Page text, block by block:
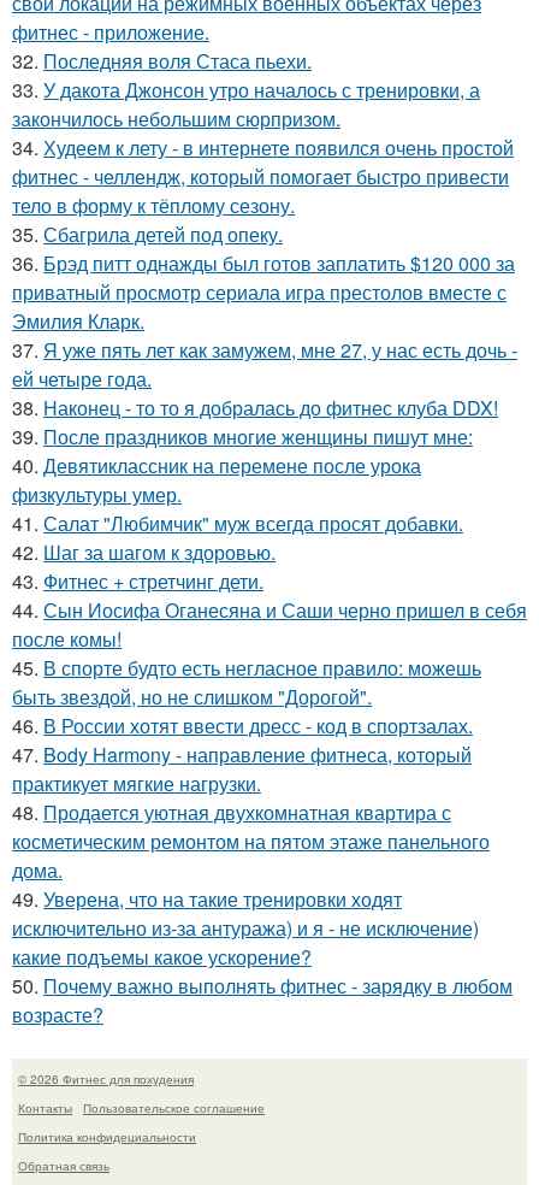
фитнес - приложение.
32. Последняя воля Стаса пьехи.
33. У дакота Джонсон утро началось с тренировки, а
закончилось небольшим сюрпризом.
34. Худеем к лету - в интернете появился очень простой
фитнес - челлендж, который помогает быстро привести
тело в форму к тёплому сезону.
35. Сбагрила детей под опеку.
36. Брэд питт однажды был готов заплатить $120 000 за
приватный просмотр сериала игра престолов вместе с
Эмилия Кларк.
37. Я уже пять лет как замужем, мне 27, у нас есть дочь -
ей четыре года.
38. Наконец - то то я добралась до фитнес клуба DDX!
39. После праздников многие женщины пишут мне:
40. Девятиклассник на перемене после урока
физкультуры умер.
41. Салат "Любимчик" муж всегда просят добавки.
42. Шаг за шагом к здоровью.
43. Фитнес + стретчинг дети.
44. Сын Иосифа Оганесяна и Саши черно пришел в себя
после комы!
45. В спорте будто есть негласное правило: можешь
быть звездой, но не слишком "Дорогой".
46. В России хотят ввести дресс - код в спортзалах.
47. Body Harmony - направление фитнеса, который
практикует мягкие нагрузки.
48. Продается уютная двухкомнатная квартира с
косметическим ремонтом на пятом этаже панельного
дома.
49. Уверена, что на такие тренировки ходят
исключительно из-за антуража) и я - не исключение)
какие подъемы какое ускорение?
50. Почему важно выполнять фитнес - зарядку в любом
возрасте?
© 2026 Фитнес для похудения
Контакты
Пользовательское соглашение
Политика конфидециальности
Обратная связь